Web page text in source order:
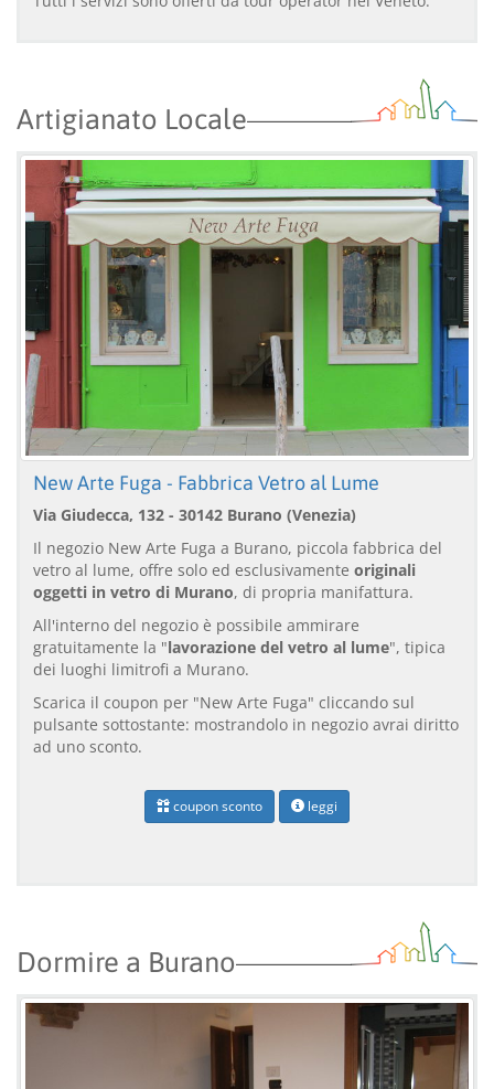
Artigianato Locale
New Arte Fuga - Fabbrica Vetro al Lume
Via Giudecca, 132 - 30142 Burano (Venezia)
Il negozio New Arte Fuga a Burano, piccola fabbrica del
vetro al lume, offre solo ed esclusivamente originali
oggetti in vetro di Murano, di propria manifattura.
All'interno del negozio è possibile ammirare
gratuitamente la "lavorazione del vetro al lume", tipica
dei luoghi limitrofi a Murano.
Scarica il coupon per "New Arte Fuga" cliccando sul
pulsante sottostante: mostrandolo in negozio avrai diritto
ad uno sconto.
coupon sconto leggi
Dormire a Burano